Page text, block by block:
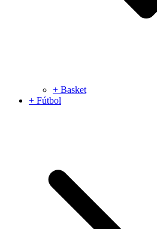
+ Basket
+ Fútbol